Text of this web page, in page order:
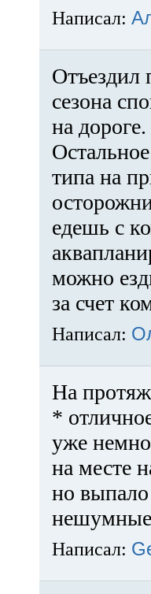
Написал:
Отъездил
сезона
на
типа на
едешь с
можно
за счет
Написал:
На
*
уже
на месте
но
нешумные
Написал: